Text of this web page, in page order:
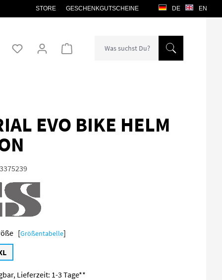
DE EN
STORE GESCHENKGUTSCHEINE
Warenkorb enthält 0 Positionen. Der
EVO BIKE HELM
Größe [Größentabelle]
Lieferzeit: 1-3 Tage**